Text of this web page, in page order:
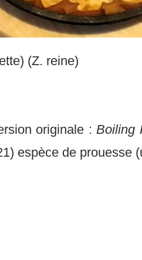
(Z. reine)
originale : Boiling
espèce de prouesse